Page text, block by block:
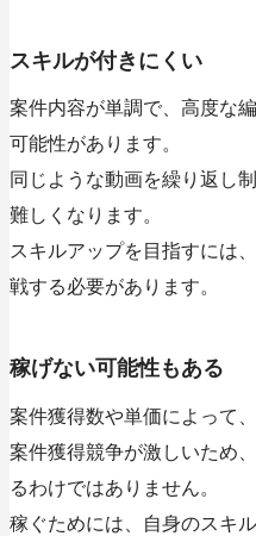
スキルが付きにくい
案件内容が単調で、高度な
可能性があります。
同じような動画を繰り返し
難しくなります。
スキルアップを目指すには
戦する必要があります。
稼げない可能性もある
案件獲得数や単価によって
案件獲得競争が激しいため
るわけではありません。
稼ぐためには、自身のスキ